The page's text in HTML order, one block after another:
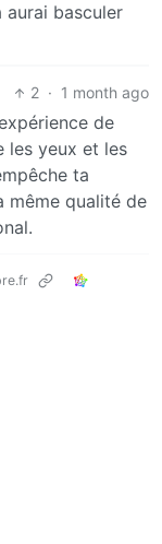
basculer
2 · 1 month ago
de
les yeux et les
ta
même qualité de